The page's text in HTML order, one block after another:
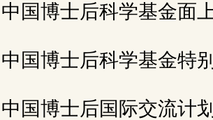
中国博士后科学基金面
中国博士后科学基金特
中国博士后国际交流计